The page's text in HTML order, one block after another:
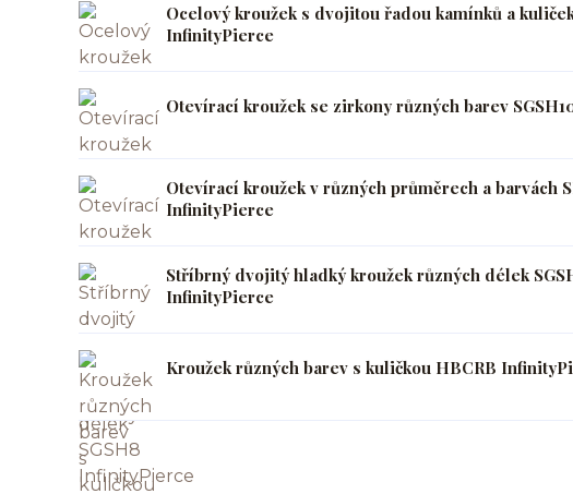
Ocelový kroužek s dvojitou řadou kamínků a
InfinityPierce
Otevírací kroužek se zirkony různých barev
Otevírací kroužek v různých průměrech a barvách
InfinityPierce
Stříbrný dvojitý hladký kroužek různých délek
InfinityPierce
Kroužek různých barev s kuličkou HBCRB